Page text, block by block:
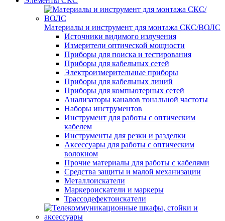
Материалы и инструмент для монтажа СКС/ВОЛС
Источники видимого излучения
Измерители оптической мощности
Приборы для поиска и тестирования
Приборы для кабельных сетей
Электроизмерительные приборы
Приборы для кабельных линий
Приборы для компьютерных сетей
Анализаторы каналов тональной частоты
Наборы инструментов
Инструмент для работы с оптическим
кабелем
Инструменты для резки и разделки
Аксессуары для работы с оптическим
волокном
Прочие материалы для работы с кабелями
Средства защиты и малой механизации
Металлоискатели
Маркероискатели и маркеры
Трассодефектоискатели